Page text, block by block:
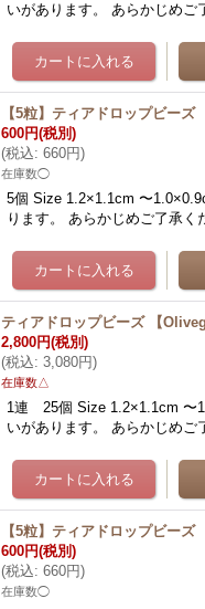
いがあります。 あらかじめご
【5粒】ティアドロップビーズ
600円(税別)
(税込: 660円)
在庫数◯
5個 Size 1.2×1.1cm 〜
ります。 あらかじめご了承く
ティアドロップビーズ 【
2,800円(税別)
(税込: 3,080円)
在庫数△
1連 25個 Size 1.2×1.1cm 〜
いがあります。 あらかじめご
【5粒】ティアドロップビーズ
600円(税別)
(税込: 660円)
在庫数◯